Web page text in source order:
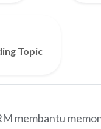
Topic
membantu